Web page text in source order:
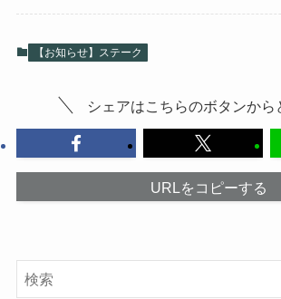
【お知らせ】ステーク
シェアはこちらのボタンから
URLをコピーする